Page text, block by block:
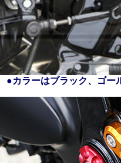
●カラーはブラック、ゴー